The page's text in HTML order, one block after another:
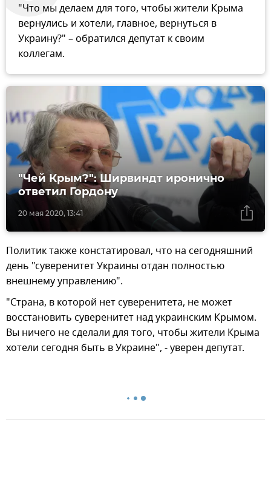
"Что мы делаем для того, чтобы жители Крыма
вернулись и хотели, главное, вернуться в
Украину?" – обратился депутат к своим
коллегам.
20 мая 2020, 13:41
"Чей Крым?": Ширвиндт иронично
ответил Гордону
Политик также констатировал, что на сегодняшний
день "суверенитет Украины отдан полностью
внешнему управлению".
"Страна, в которой нет суверенитета, не может
восстановить суверенитет над украинским Крымом.
Вы ничего не сделали для того, чтобы жители Крыма
хотели сегодня быть в Украине", - уверен депутат.